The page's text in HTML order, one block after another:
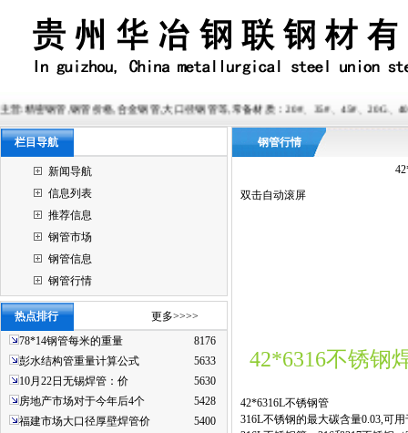
精密钢管,钢管价格,合金钢管,大口径钢管等,常备材质：20#、35#、45#、20G、
栏目导航
新闻导航
信息列表
推荐信息
钢管市场
钢管信息
钢管行情
热点排行
更多>>>>
78*14钢管每米的重量
8176
彭水结构管重量计算公式
5633
10月22日无锡焊管：价
5630
房地产市场对于今年后4个
5428
福建市场大口径厚壁焊管价
5400
钢管行情
双击自动滚屏
42*6316不锈钢
42*6316L不锈钢管
316L不锈钢的最大碳含量0.03,可